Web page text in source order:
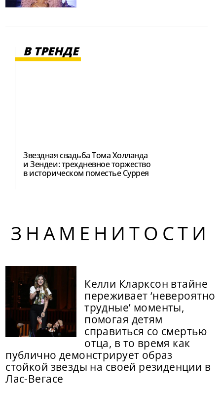
В ТРЕНДЕ
Звездная свадьба Тома Холланда
и Зендеи: трехдневное торжество
в историческом поместье Суррея
ЗНАМЕНИТОСТИ
Келли Кларксон втайне
переживает ‘невероятно
трудные’ моменты,
помогая детям
справиться со смертью
отца, в то время как
публично демонстрирует образ
стойкой звезды на своей резиденции в
Лас-Вегасе